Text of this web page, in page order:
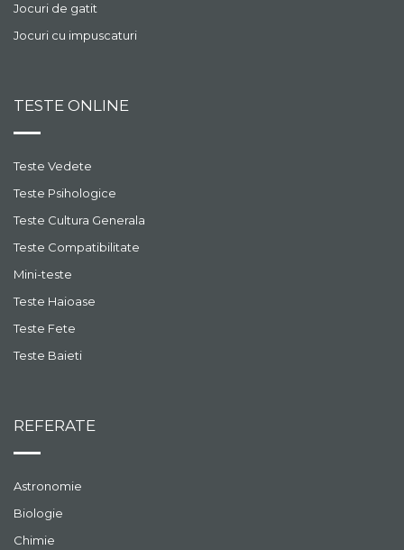
Jocuri de gatit
Jocuri cu impuscaturi
TESTE ONLINE
Teste Vedete
Teste Psihologice
Teste Cultura Generala
Teste Compatibilitate
Mini-teste
Teste Haioase
Teste Fete
Teste Baieti
REFERATE
Astronomie
Biologie
Chimie